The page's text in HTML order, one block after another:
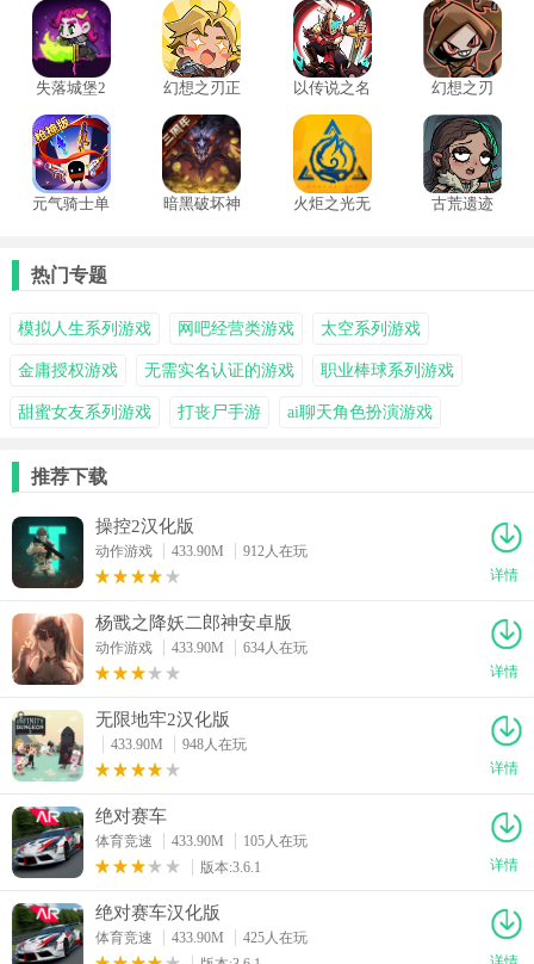
验的玩家来说，具有极高的耐玩性。
失落城堡2
幻想之刃正
以传说之名 幻想之刃
元气骑士单
暗黑破坏神
火炬之光无
古荒遗迹
热门专题
模拟人生系列游戏 网吧经营类游戏 太空系列游戏
金庸授权游戏 无需实名认证的游戏 职业棒球系列游戏
甜蜜女友系列游戏 打丧尸手游 ai聊天角色扮演游戏
推荐下载
操控2汉化版
动作游戏 433.90M
912人在玩
详情
杨戬之降妖二郎神安卓版
动作游戏 433.90M
634人在玩
详情
无限地牢2汉化版
433.90M
948人在玩
详情
绝对赛车
体育竞速 433.90M
105人在玩
版本:3.6.1
详情
绝对赛车汉化版
体育竞速 433.90M
425人在玩